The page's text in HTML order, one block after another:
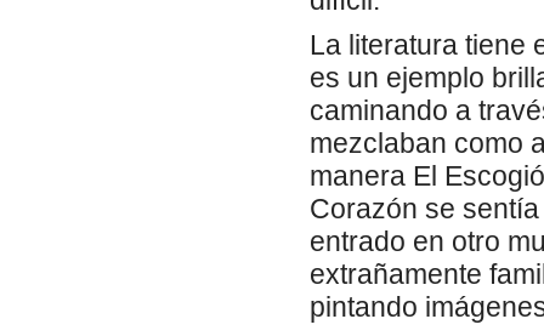
La literatura tiene
es un ejemplo
caminando a
mezclaban como
manera El
Corazón se
entrado en otro
extrañamente
pintando